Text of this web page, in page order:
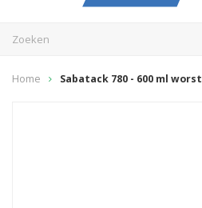
Home Sabatack 780 - 600 ml worst